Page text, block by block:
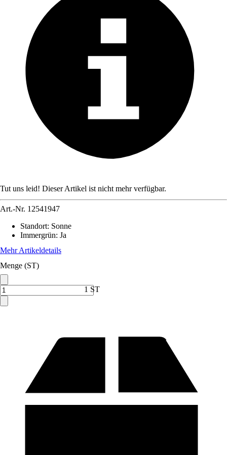
Tut uns leid! Dieser Artikel ist nicht mehr verfügbar.
Art.-Nr. 12541947
Standort: Sonne
Immergrün: Ja
Mehr Artikeldetails
Menge (ST)
1 ST